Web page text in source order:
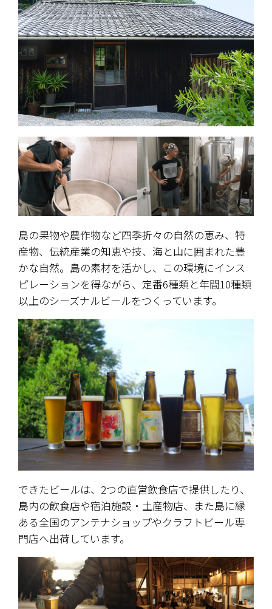
島の果物や農作物など四季折々の自然の恵み、特
産物、伝統産業の知恵や技、海と山に囲まれた豊
かな自然。島の素材を活かし、この環境にインス
ピレーションを得ながら、定番6種類と年間10種類
以上のシーズナルビールをつくっています。
できたビールは、2つの直営飲食店で提供したり、
島内の飲食店や宿泊施設・土産物店、また島に縁
ある全国のアンテナショップやクラフトビール専
門店へ出荷しています。